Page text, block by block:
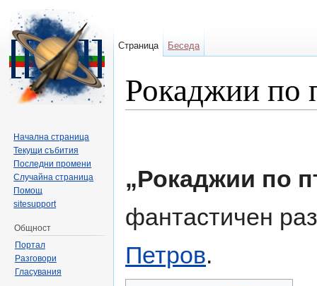
Рокаджии по
„Рокаджии по
фантастичен
Петров.
Страница Беседа
Начална страница
Текущи събития
Последни промени
Случайна страница
Помощ
sitesupport
Общност
Портал
Разговори
Гласувания